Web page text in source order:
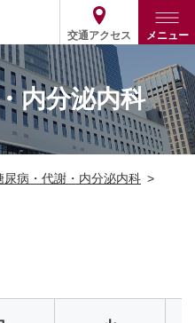
交通アクセス メニュー
内分泌内科
尿病・代謝・内分泌内科